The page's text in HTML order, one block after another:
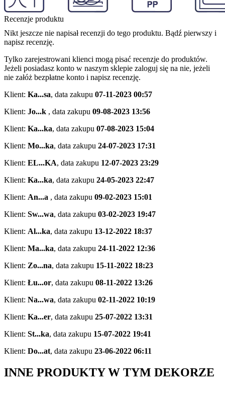
Recenzje produktu
Nikt jeszcze nie napisał recenzji do tego produktu. Bądź pierwszy i
napisz recenzję.
Tylko zarejestrowani klienci mogą pisać recenzje do produktów.
Jeżeli posiadasz konto w naszym sklepie zaloguj się na nie, jeżeli
nie załóż bezpłatne konto i napisz recenzję.
Klient: Ka...sa, data zakupu 07-11-2023 00:57
Klient: Jo...k , data zakupu 09-08-2023 13:56
Klient: Ka...ka, data zakupu 07-08-2023 15:04
Klient: Mo...ka, data zakupu 24-07-2023 17:31
Klient: EL...KA, data zakupu 12-07-2023 23:29
Klient: Ka...ka, data zakupu 24-05-2023 22:47
Klient: An...a , data zakupu 09-02-2023 15:01
Klient: Sw...wa, data zakupu 03-02-2023 19:47
Klient: Al...ka, data zakupu 13-12-2022 18:37
Klient: Ma...ka, data zakupu 24-11-2022 12:36
Klient: Zo...na, data zakupu 15-11-2022 18:23
Klient: Łu...or, data zakupu 08-11-2022 13:26
Klient: Na...wa, data zakupu 02-11-2022 10:19
Klient: Ka...er, data zakupu 25-07-2022 13:31
Klient: St...ka, data zakupu 15-07-2022 19:41
Klient: Do...at, data zakupu 23-06-2022 06:11
INNE PRODUKTY W TYM DEKORZE